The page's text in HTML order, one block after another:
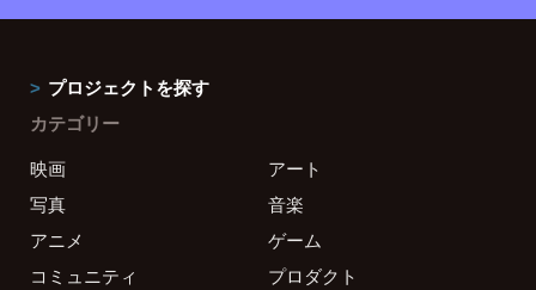
プロジェクトを探す
カテゴリー
映画
アート
写真
音楽
アニメ
ゲーム
コミュニティ
プロダクト